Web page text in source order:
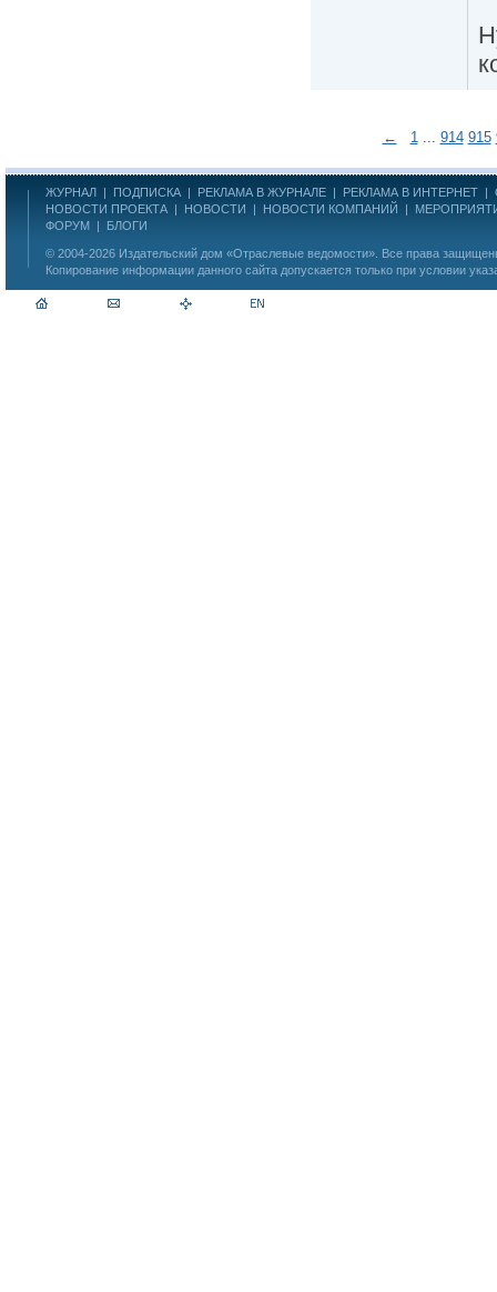
← 1... 914 915
ЖУРНАЛ | ПОДПИСКА | РЕКЛАМА В ЖУРНАЛЕ | РЕКЛАМА В ИНТЕРНЕТ |
НОВОСТИ ПРОЕКТА | НОВОСТИ | НОВОСТИ КОМПАНИЙ |
ФОРУМ | БЛОГИ
© 2004-2026 Издательский дом «Отраслевые ведомости» . Все права
Копирование информации данного сайта допускается только при условии